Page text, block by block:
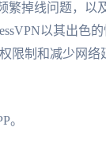
繁掉线问题，以
以其出色
限制和减少网
。